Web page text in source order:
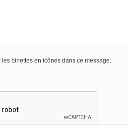
binettes en icônes dans ce message.